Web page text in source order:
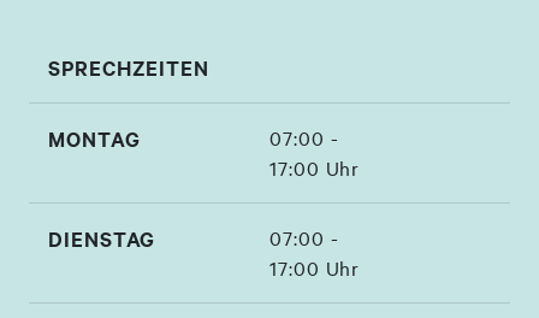
SPRECHZEITEN
MONTAG
07:00 -
17:00 Uhr
DIENSTAG
07:00 -
17:00 Uhr